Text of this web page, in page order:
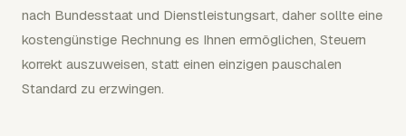
nach Bundesstaat und Dienstleistungsart, daher sollte eine
kostengünstige Rechnung es Ihnen ermöglichen, Steuern
korrekt auszuweisen, statt einen einzigen pauschalen
Standard zu erzwingen.